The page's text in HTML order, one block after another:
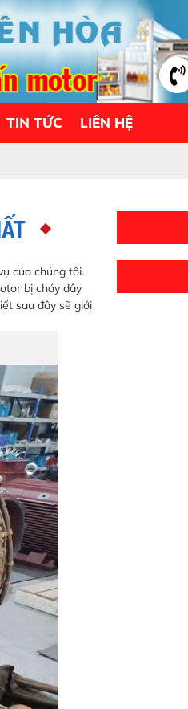
TIN TỨC LIÊN HỆ
của chúng tôi.
bị cháy dây
sau đây sẽ giới